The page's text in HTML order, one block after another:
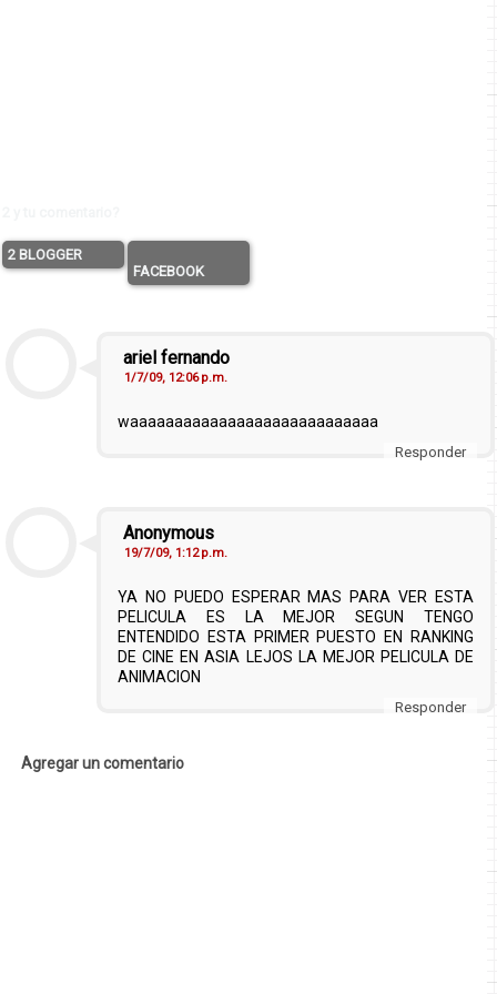
2 BLOGGER
FACEBOOK
ariel fernando
1/7/09, 12:06 p.m.
waaaaaaaaaaaaaaaaaaaaaaaaaaaa
Responder
Anonymous
19/7/09, 1:12 p.m.
YA NO PUEDO ESPERAR MAS PARA VER ESTA
PELICULA ES LA MEJOR SEGUN TENGO
ENTENDIDO ESTA PRIMER PUESTO EN RANKING
DE CINE EN ASIA LEJOS LA MEJOR PELICULA DE
ANIMACION
Responder
Agregar un comentario